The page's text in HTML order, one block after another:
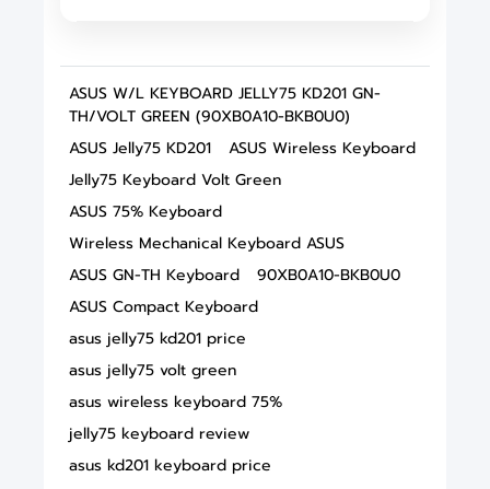
ASUS W/L KEYBOARD JELLY75 KD201 GN-
TH/VOLT GREEN (90XB0A10-BKB0U0)
ASUS Jelly75 KD201
ASUS Wireless Keyboard
Jelly75 Keyboard Volt Green
ASUS 75% Keyboard
Wireless Mechanical Keyboard ASUS
ASUS GN-TH Keyboard
90XB0A10-BKB0U0
ASUS Compact Keyboard
asus jelly75 kd201 price
asus jelly75 volt green
asus wireless keyboard 75%
jelly75 keyboard review
asus kd201 keyboard price